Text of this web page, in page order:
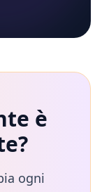
è
?
ogni